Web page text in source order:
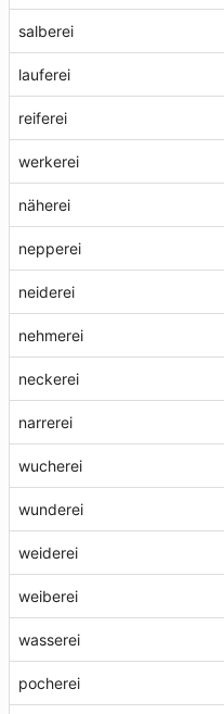
salberei
lauferei
reiferei
werkerei
näherei
nepperei
neiderei
nehmerei
neckerei
narrerei
wucherei
wunderei
weiderei
weiberei
wasserei
pocherei